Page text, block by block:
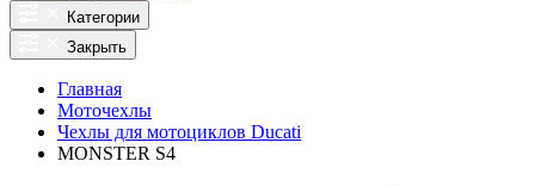
Категории
Закрыть
Главная
Моточехлы
Чехлы для мотоциклов Ducati
MONSTER S4